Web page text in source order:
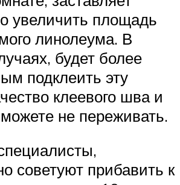
увеличить площадь
линолеума. В
будет более
подклеить эту
клеевого шва и
не переживать.
советуют прибавить к